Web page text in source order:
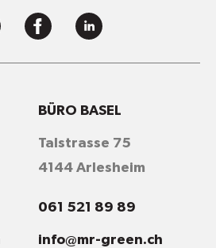
BÜRO BASEL
Talstrasse 75
4144 Arlesheim
061 521 89 89
info@mr-green.ch